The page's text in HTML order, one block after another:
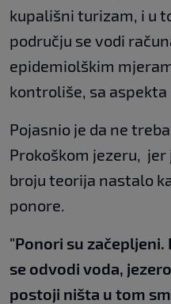
kupališni turizam, i u
području se vodi
epidemiolškim
kontroliše, sa
Pojasnio je da ne
Prokoškom jezeru,
broju teorija nastalo
ponore.
"Ponori su
se odvodi voda,
postoji ništa u tom